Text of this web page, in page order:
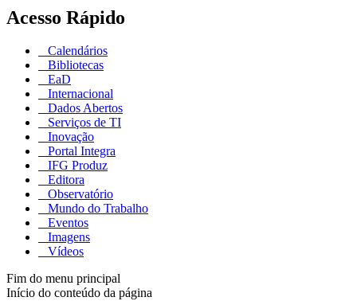
Acesso Rápido
Calendários
Bibliotecas
EaD
Internacional
Dados Abertos
Serviços de TI
Inovação
Portal Integra
IFG Produz
Editora
Observatório
Mundo do Trabalho
Eventos
Imagens
Vídeos
Fim do menu principal
Início do conteúdo da página